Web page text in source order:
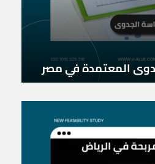
المعتمدة في مصر